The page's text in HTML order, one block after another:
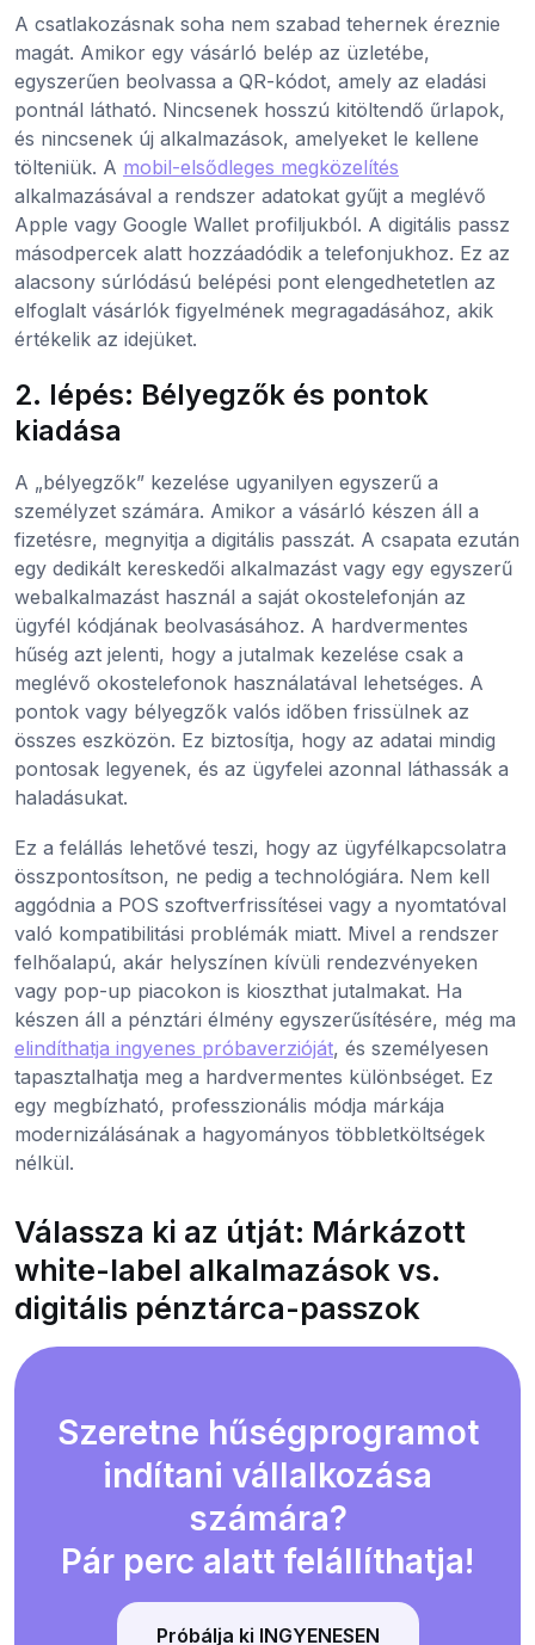
A csatlakozásnak soha nem szabad tehernek éreznie
magát. Amikor egy vásárló belép az üzletébe,
egyszerűen beolvassa a QR-kódot, amely az eladási
pontnál látható. Nincsenek hosszú kitöltendő űrlapok,
és nincsenek új alkalmazások, amelyeket le kellene
tölteniük. A mobil-elsődleges megközelítés
alkalmazásával a rendszer adatokat gyűjt a meglévő
Apple vagy Google Wallet profiljukból. A digitális passz
másodpercek alatt hozzáadódik a telefonjukhoz. Ez az
alacsony súrlódású belépési pont elengedhetetlen az
elfoglalt vásárlók figyelmének megragadásához, akik
értékelik az idejüket.
2. lépés: Bélyegzők és pontok
kiadása
A „bélyegzők” kezelése ugyanilyen egyszerű a
személyzet számára. Amikor a vásárló készen áll a
fizetésre, megnyitja a digitális passzát. A csapata ezután
egy dedikált kereskedői alkalmazást vagy egy egyszerű
webalkalmazást használ a saját okostelefonján az
ügyfél kódjának beolvasásához. A hardvermentes
hűség azt jelenti, hogy a jutalmak kezelése csak a
meglévő okostelefonok használatával lehetséges. A
pontok vagy bélyegzők valós időben frissülnek az
összes eszközön. Ez biztosítja, hogy az adatai mindig
pontosak legyenek, és az ügyfelei azonnal láthassák a
haladásukat.
Ez a felállás lehetővé teszi, hogy az ügyfélkapcsolatra
összpontosítson, ne pedig a technológiára. Nem kell
aggódnia a POS szoftverfrissítései vagy a nyomtatóval
való kompatibilitási problémák miatt. Mivel a rendszer
felhőalapú, akár helyszínen kívüli rendezvényeken
vagy pop-up piacokon is kioszthat jutalmakat. Ha
készen áll a pénztári élmény egyszerűsítésére, még ma
elindíthatja ingyenes próbaverzióját, és személyesen
tapasztalhatja meg a hardvermentes különbséget. Ez
egy megbízható, professzionális módja márkája
modernizálásának a hagyományos többletköltségek
nélkül.
Válassza ki az útját: Márkázott
white-label alkalmazások vs.
digitális pénztárca-passzok
Szeretne hűségprogramot
indítani vállalkozása
számára?
Pár perc alatt felállíthatja!
Próbálja ki INGYENESEN